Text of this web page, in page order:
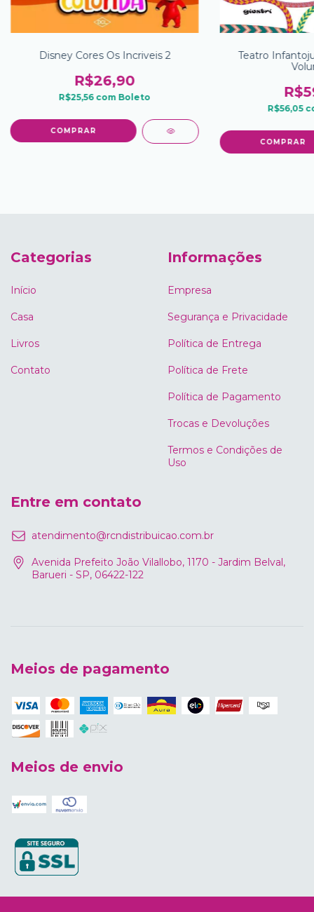
Disney Cores Os Incriveis 2
R$26,90
R$25,56 com Boleto
Teatro
R$56,05
Categorias
Início
Casa
Livros
Contato
Informações
Empresa
Segurança e Privacidade
Política de Entrega
Política de Frete
Política de Pagamento
Trocas e Devoluções
Termos e Condições de
Uso
Entre em contato
atendimento@rcndistribuicao.com.br
Avenida Prefeito João Vilallobo, 1170 - Jardim Belval,
Barueri - SP, 06422-122
Meios de pagamento
Meios de envio